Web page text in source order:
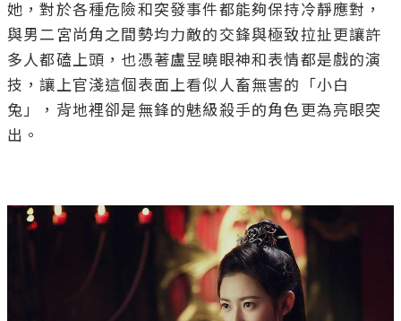
她，對於各種危險和突發事件都能夠保持冷靜應對，
與男二宮尚角之間勢均力敵的交鋒與極致拉扯更讓許
多人都磕上頭，也憑著盧昱曉眼神和表情都是戲的演
技，讓上官淺這個表面上看似人畜無害的「小白
兔」，背地裡卻是無鋒的魅級殺手的角色更為亮眼突
出。